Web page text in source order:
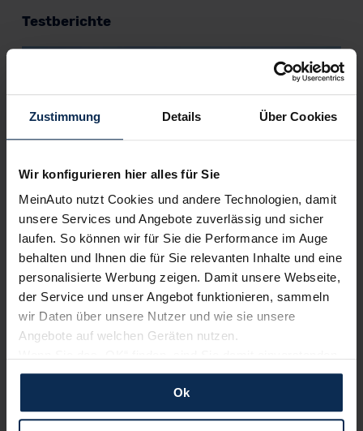
Zustimmung Details Über Cookies
Wir konfigurieren hier alles für Sie
MeinAuto nutzt Cookies und andere Technologien, damit
unsere Services und Angebote zuverlässig und sicher
laufen. So können wir für Sie die Performance im Auge
behalten und Ihnen die für Sie relevanten Inhalte und eine
personalisierte Werbung zeigen. Damit unsere Webseite,
der Service und unser Angebot funktionieren, sammeln
wir Daten über unsere Nutzer und wie sie unsere
Angebote auf welchen Geräten nutzen.
und erlauben uns Cookies für unseren Service zu
verwenden und diese Daten an Dritte weiterzugeben,
etwa an unsere Marketingpartner. Falls Sie dem nicht
Ok
Testberichte
KI-generiert
Opel Corsa F (Test 2023): Ist die Modellpflege
tatsächlich eine Neuauflage?
Seit 2019 fährt der Opel Corsa in seiner 6. Generation. Der
sechste Anlauf scheint rundum gelungen; auch als
batterieelektrisches Modell Corsa-e. Mitte 2023 folgte eine
Modellpflege. Wir haben sie im Test.
Artikel lesen